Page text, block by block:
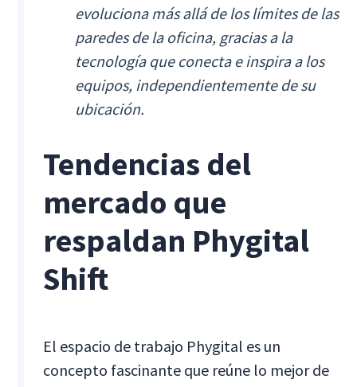
evoluciona más allá de los límites de las
paredes de la oficina, gracias a la
tecnología que conecta e inspira a los
equipos, independientemente de su
ubicación.
Tendencias del
mercado que
respaldan Phygital
Shift
El espacio de trabajo Phygital es un
concepto fascinante que reúne lo mejor de